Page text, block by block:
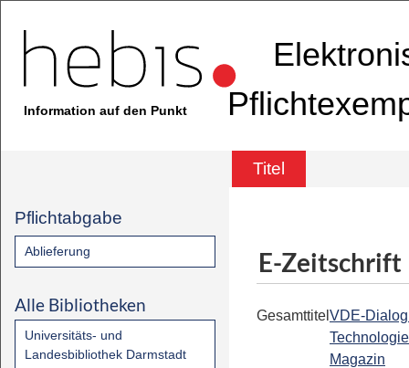
Information auf den Punkt
Titel
Pflichtabgabe
Ablieferung
Alle Bibliotheken
Universitäts- und
Landesbibliothek Darmstadt
E-Zeitschrift
Gesamttitel VDE-
Magazin